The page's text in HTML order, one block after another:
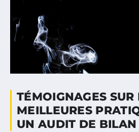
TÉMOIGNAGES SUR
MEILLEURES
UN AUDIT DE